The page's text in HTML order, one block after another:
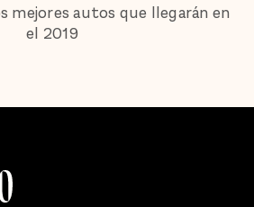
mejores autos que llegarán en
el 2019